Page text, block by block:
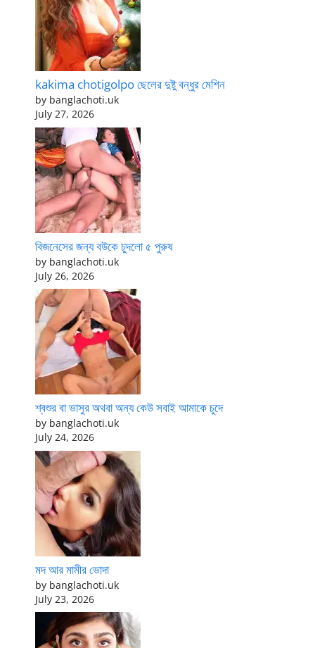
kakima chotigolpo ছেলের দুষ্টু বন্ধুর মেশিন
by banglachoti.uk
July 27, 2026
বিজনেসের জন্য বউকে চুদলো ৫ পুরুষ
by banglachoti.uk
July 26, 2026
শ্বশুর বা ভাসুর অথবা অন্য কেউ সবাই আমাকে চুদে
by banglachoti.uk
July 24, 2026
মদ আর মামীর ভোদা
by banglachoti.uk
July 23, 2026